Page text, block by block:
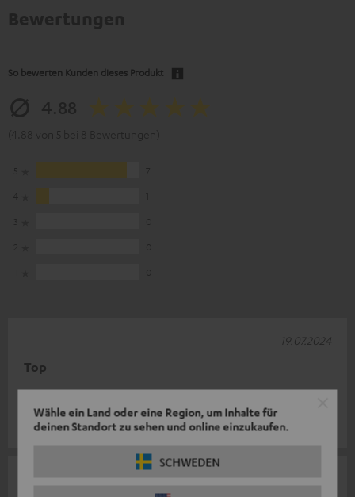
Wähle ein Land oder eine Region, um Inhalte für
deinen Standort zu sehen und online einzukaufen.
SCHWEDEN
So bewerten Kunden dieses Produkt
Top
René L.
19.07.2024